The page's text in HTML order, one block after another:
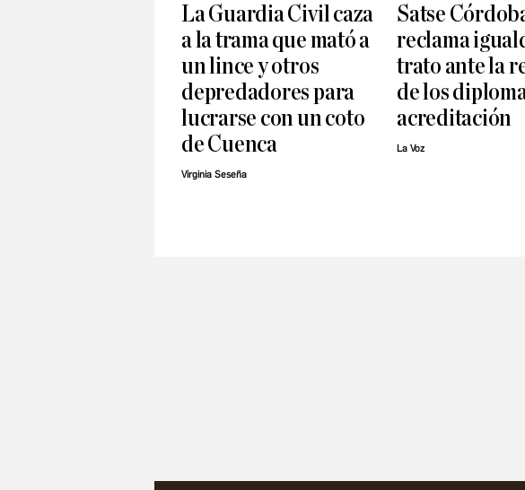
La Guardia Civil caza
a la trama que mató a
un lince y otros
depredadores para
lucrarse con un coto
de Cuenca
Virginia Seseña
Satse
reclama
trato ante la
de los
acreditación
La Voz